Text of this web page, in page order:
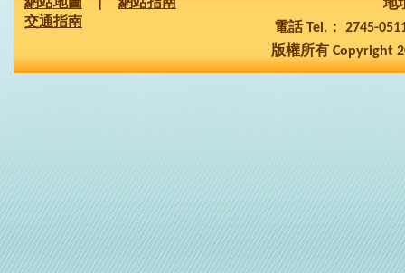
網站地圖
網站指南
交通指南
地
電話 Tel.： 2745-
版權所有 Copyright